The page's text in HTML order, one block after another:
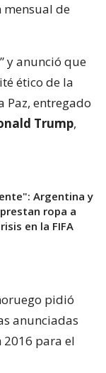
mensual de
y anunció que
ético de la
Paz, entregado
Trump,
Argentina y
prestan ropa a
en la FIFA
pidió
anunciadas
para el